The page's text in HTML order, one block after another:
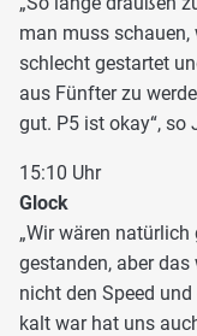
man muss
schlecht gestartet
aus Fünfter zu
gut. P5 ist okay“, so
15:10 Uhr
Glock
„Wir wären
gestanden, aber
nicht den Speed
kalt war hat uns